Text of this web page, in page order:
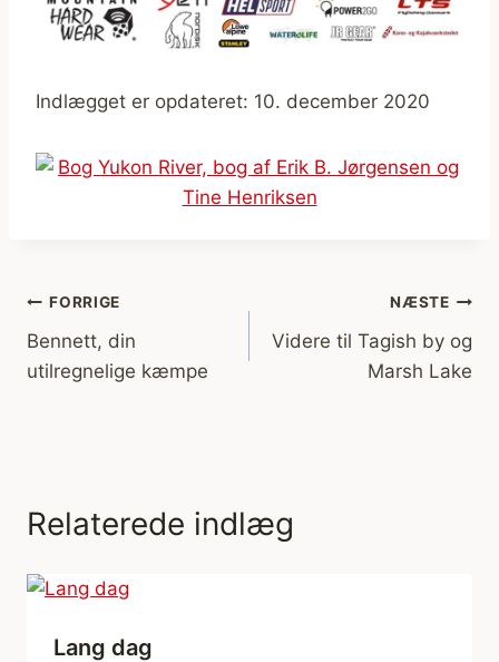
Indlægget er opdateret: 10. december 2020
Indlægsnavigation
FORRIGE
Bennett, din
utilregnelige kæmpe
NÆSTE
Videre til Tagish by og
Marsh Lake
Relaterede indlæg
Lang dag